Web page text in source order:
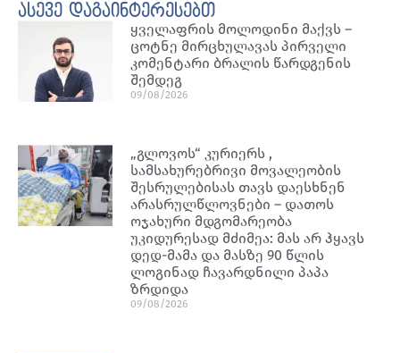
ასევე დაგაინტერესებთ
ყველაფრის მოლოდინი მაქვს –
ცოტნე მირცხულავას პირველი
კომენტარი ბრალის წარდგენის
შემდეგ
09/08/2026
„გლოვოს“ კურიერს ,
სამსახურებრივი მოვალეობის
შესრულებისას თავს დაესხნენ
არასრულწლოვნები – დათოს
ოჯახური მდგომარეობა
უკიდურესად მძიმეა: მას არ ჰყავს
დედ-მამა და მასზე 90 წლის
ლოგინად ჩავარდნილი პაპა
ზრდიდა
09/08/2026